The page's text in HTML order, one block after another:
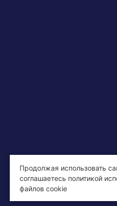
Продолжая использовать
соглашаетесь политикой
файлов cookie